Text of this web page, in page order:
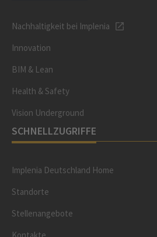
Nachhaltigkeit bei Implenia
Innovation
BIM & Lean
Health & Safety
Vision Underground
SCHNELLZUGRIFFE
Implenia Deutschland Home
Standorte
Stellenangebote